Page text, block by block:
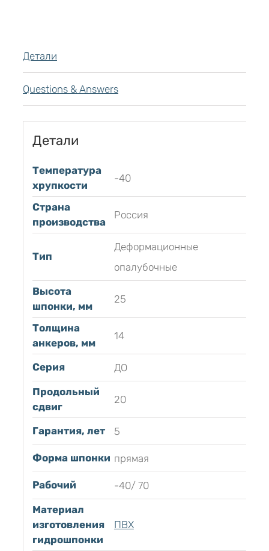
Детали
Questions & Answers
Детали
Температура
хрупкости
-40
Страна
производства
Россия
Тип
Деформационные
опалубочные
Высота
шпонки, мм
25
Толщина
анкеров, мм
14
Серия
ДО
Продольный
сдвиг
20
Гарантия, лет 5
Форма шпонки прямая
Рабочий
-40/ 70
Материал
изготовления
гидрошпонки
ПВХ